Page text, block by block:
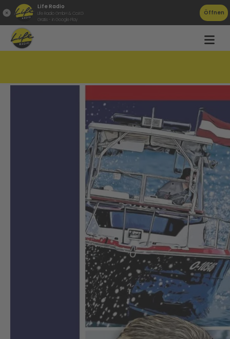
Life Radio
Life Radio GmbH & Co.KG
Gratis - in Google Play
Öffnen